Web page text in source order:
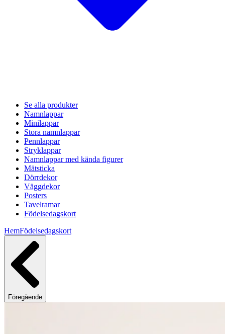
Se alla produkter
Namnlappar
Minilappar
Stora namnlappar
Pennlappar
Stryklappar
Namnlappar med kända figurer
Mätsticka
Dörrdekor
Väggdekor
Posters
Tavelramar
Födelsedagskort
HemFödelsedagskort
Föregående